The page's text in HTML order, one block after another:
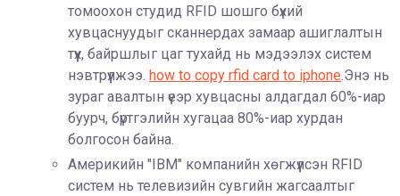
томоохон студид RFID шошго бүхий
хувцаснуудыг сканнердах замаар ашиглалтын
түүх, байршлыг цаг тухайд нь мэдээлэх систем
нэвтрүүлжээ. how to copy rfid card to iphone.Энэ нь
зураг авалтын үеэр хувцасны алдагдал 60%-иар
буурч, бүртгэлийн хугацаа 80%-иар хурдан
болгосон байна.
Америкийн "IBM" компанийн хөгжүүлсэн RFID
систем нь телевизийн сувгийн жагсаалтыг